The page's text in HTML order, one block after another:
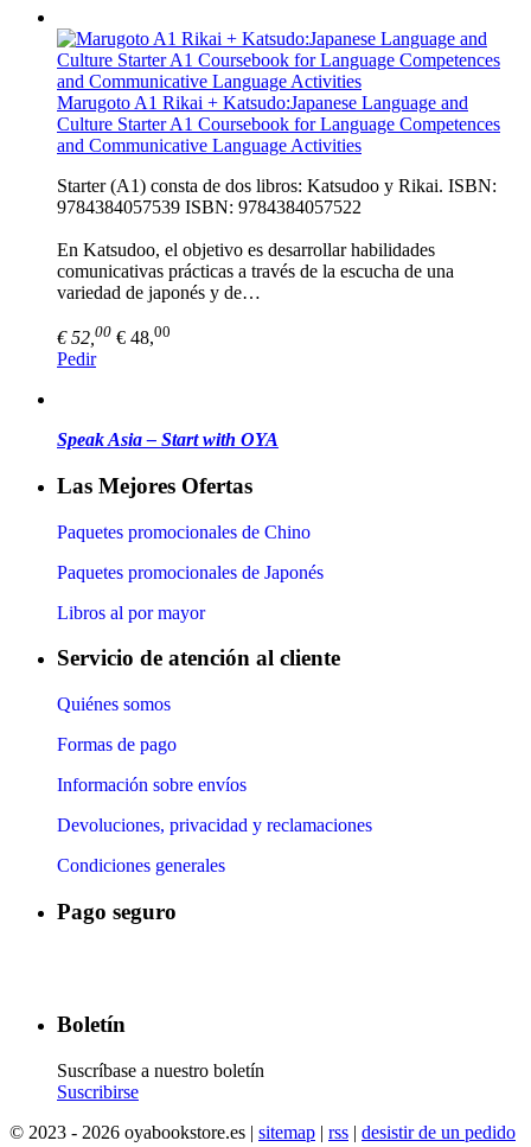
Marugoto A1 Rikai + Katsudo:Japanese Language and
Culture Starter A1 Coursebook for Language Competences
and Communicative Language Activities
Starter (A1) consta de dos libros: Katsudoo y Rikai. ISBN:
9784384057539 ISBN: 9784384057522
En Katsudoo, el objetivo es desarrollar habilidades
comunicativas prácticas a través de la escucha de una
variedad de japonés y de…
€ 52, 00 € 48,00
Pedir
Speak Asia – Start with OYA
Las Mejores Ofertas
Paquetes promocionales de Chino
Paquetes promocionales de Japonés
Libros al por mayor
Servicio de atención al cliente
Quiénes somos
Formas de pago
Información sobre envíos
Devoluciones, privacidad y reclamaciones
Condiciones generales
Pago seguro
Boletín
Suscríbase a nuestro boletín
Suscribirse
© 2023 - 2026 oyabookstore.es | sitemap | rss | desistir de un pedido